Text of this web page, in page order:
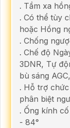
. Tầm xa
. Có thể tùy
hoặc Hồng
. Chống
. Chế độ
3DNR, Tự
bù sáng
. Hỗ trợ
phân biệt
. Ống kính
- 84°